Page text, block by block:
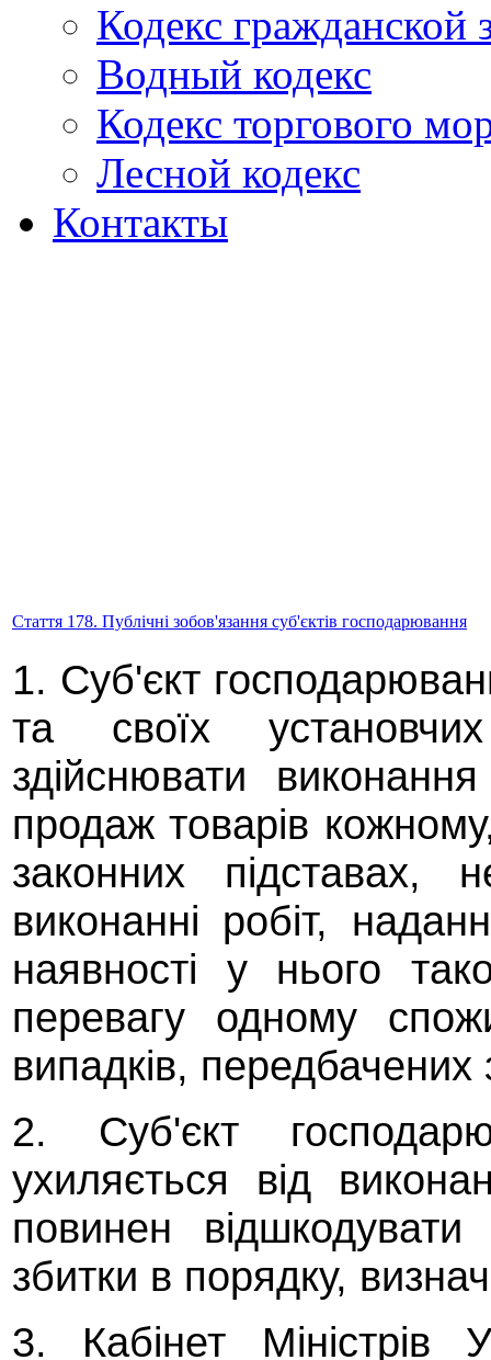
Кодекс гражданской
Водный кодекс
Кодекс торгового
Лесной кодекс
Контакты
Стаття 178. Публічні зобов'язання суб'єктів господарювання
1. Суб'єкт
та своїх
здійснювати
продаж товарів
законних
виконанні робіт,
наявності у нього
перевагу одному
випадків,
2. Суб'єкт
ухиляється від
повинен
збитки в порядку,
3. Кабінет Міністрів